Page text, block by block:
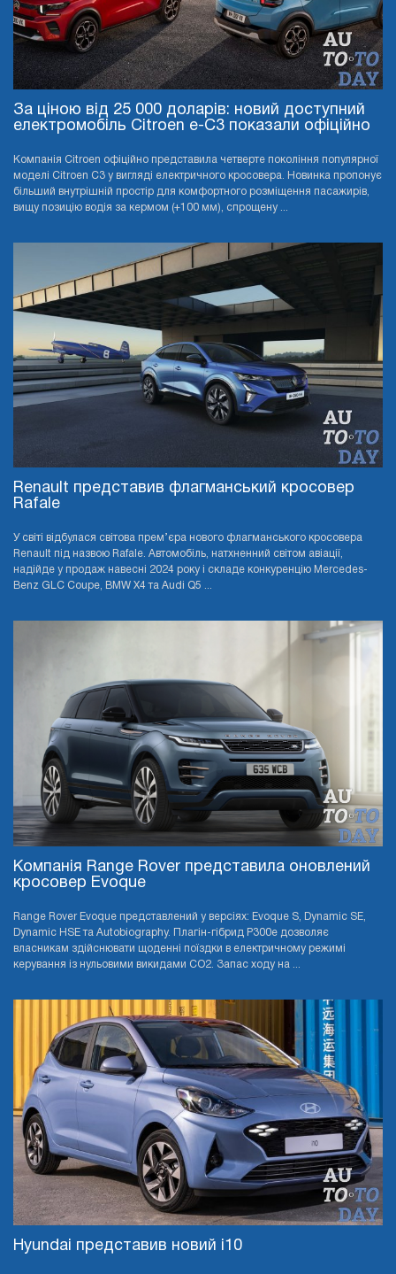
За ціною від 25 000 доларів: новий доступний
електромобіль Citroen e-C3 показали офіційно
Компанія Citroen офіційно представила четверте покоління популярної
моделі Citroen C3 у вигляді електричного кросовера. Новинка пропонує
більший внутрішній простір для комфортного розміщення пасажирів,
вищу позицію водія за кермом (+100 мм), спрощену ...
Renault представив флагманський кросовер
Rafale
У світі відбулася світова прем’єра нового флагманського кросовера
Renault під назвою Rafale. Автомобіль, натхненний світом авіації,
надійде у продаж навесні 2024 року і складе конкуренцію Mercedes-
Benz GLC Coupe, BMW X4 та Audi Q5 ...
Компанія Range Rover представила оновлений
кросовер Evoque
Range Rover Evoque представлений у версіях: Evoque S, Dynamic SE,
Dynamic HSE та Autobiography. Плагін-гібрид P300e дозволяє
власникам здійснювати щоденні поїздки в електричному режимі
керування із нульовими викидами CO2. Запас ходу на ...
Hyundai представив новий i10